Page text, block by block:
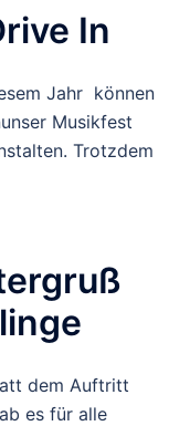
In
Jahr können
Musikfest
Trotzdem
dem Auftritt
es für alle